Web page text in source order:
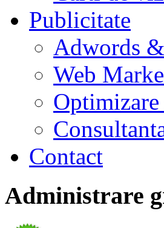
Publicitate
Adwords
Web
Contact
Administrare